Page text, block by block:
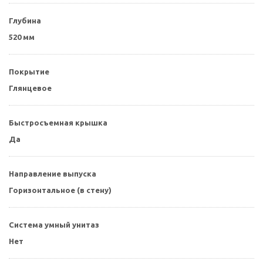
Глубина
520 мм
Покрытие
Глянцевое
Быстросъемная крышка
Да
Направление выпуска
Горизонтальное (в стену)
Система умный унитаз
Нет